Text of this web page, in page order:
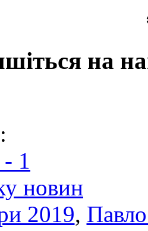
на
- 1
новин
2019,